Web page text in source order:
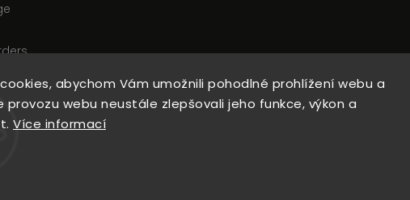
abychom Vám umožnili pohodlné prohlížení webu a
provozu webu neustále zlepšovali jeho funkce, výkon a
Více informací
Copyright 2026PepeTacticalGear. Všechna práva